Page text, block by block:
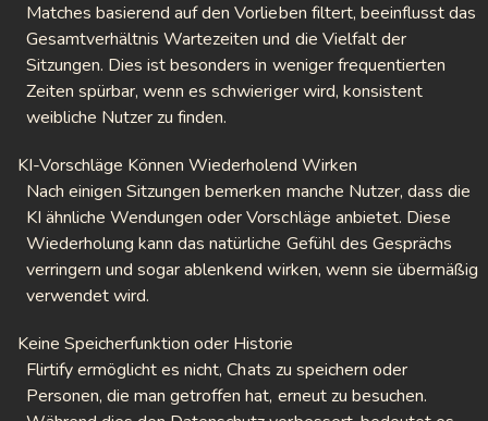
Matches basierend auf den Vorlieben filtert, beeinflusst das
Gesamtverhältnis Wartezeiten und die Vielfalt der
Sitzungen. Dies ist besonders in weniger frequentierten
Zeiten spürbar, wenn es schwieriger wird, konsistent
weibliche Nutzer zu finden.
KI-Vorschläge Können Wiederholend Wirken
Nach einigen Sitzungen bemerken manche Nutzer, dass die
KI ähnliche Wendungen oder Vorschläge anbietet. Diese
Wiederholung kann das natürliche Gefühl des Gesprächs
verringern und sogar ablenkend wirken, wenn sie übermäßig
verwendet wird.
Keine Speicherfunktion oder Historie
Flirtify ermöglicht es nicht, Chats zu speichern oder
Personen, die man getroffen hat, erneut zu besuchen.